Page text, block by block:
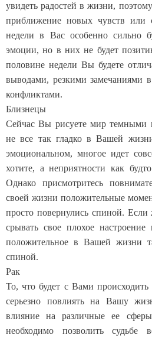
увидеть радостей в жизни,
приближение новых чувств или
недели в Вас особенно сильно
эмоции, но в них не будет
половине недели Вы будете
выводами, резкими замечаниями
конфликтами.
Близнецы
Сейчас Вы рисуете мир темными
не все так гладко в Вашей
эмоциональном, многое идет
хотите, а неприятности как
Однако присмотритесь
своей жизни положительные
просто повернулись спиной.
срывать свое плохое
положительное в Вашей жизни
спиной.
Рак
То, что будет с Вами
серьезно повлиять на Вашу
влияние на различные ее
необходимо позволить